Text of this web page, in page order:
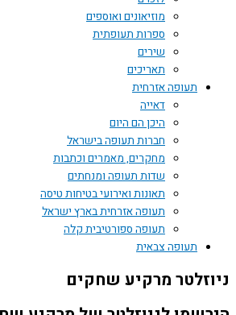
מוזיאונים ואוספים
ספרות תעופתית
שירים
תאריכים
תעופה אזרחית
דאייה
היכן הם היום
חברות תעופה בישראל
מחקרים, מאמרים וכתבות
שדות תעופה ומנחתים
תאונות ואירועי בטיחות טיסה
תעופה אזרחית בארץ ישראל
תעופה ספורטיבית קלה
תעופה צבאית
ניוזלטר מרקיע שחקים